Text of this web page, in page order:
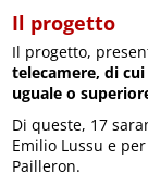
Il progetto
Il progetto,
telecamere, di
uguale o
Di queste, 17
Emilio Lussu e
Pailleron.